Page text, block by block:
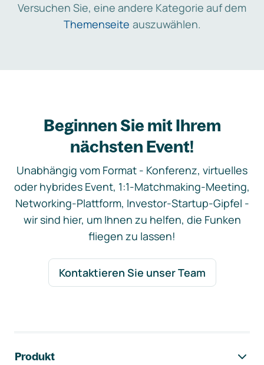
Versuchen Sie, eine andere Kategorie auf dem
Themenseite auszuwählen.
Beginnen Sie mit Ihrem
nächsten Event!
Unabhängig vom Format - Konferenz, virtuelles
oder hybrides Event, 1:1-Matchmaking-Meeting,
Networking-Plattform, Investor-Startup-Gipfel -
wir sind hier, um Ihnen zu helfen, die Funken
fliegen zu lassen!
Kontaktieren Sie unser Team
Produkt